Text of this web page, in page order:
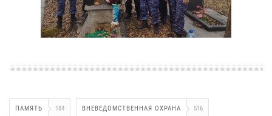
ПАМЯТЬ 184 ВНЕВЕДОМСТВЕННАЯ ОХРАНА 516